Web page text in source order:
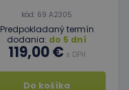
kód: 69 A2305
Predpokladaný termín
dodania: do 5 dní
119,00 € s DPH
Do košíka